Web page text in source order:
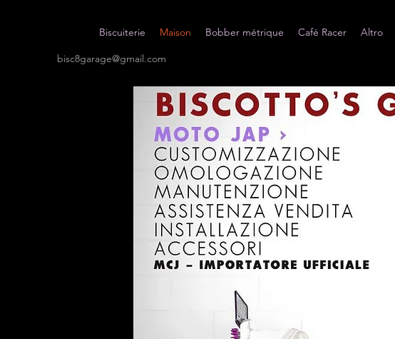
Biscuiterie Maison Bobber métrique Café Racer Altro
bisc8garage@gmail.com